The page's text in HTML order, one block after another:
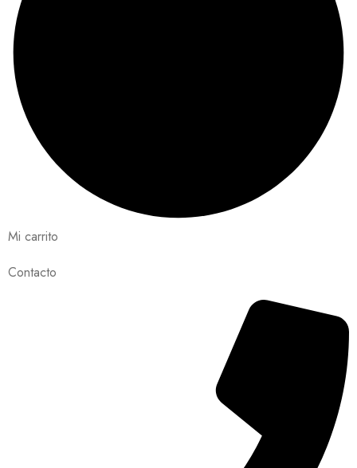
Mi carrito
Contacto